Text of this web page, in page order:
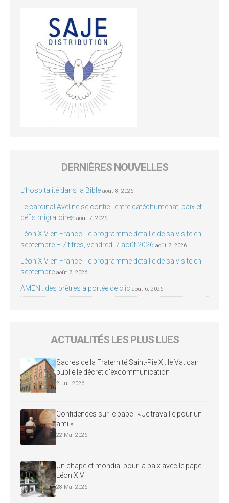
DERNIÈRES NOUVELLES
L’hospitalité dans la Bible août 8, 2026
Le cardinal Aveline se confie : entre catéchuménat, paix et
défis migratoires août 7, 2026
Léon XIV en France : le programme détaillé de sa visite en
septembre – 7 titres, vendredi 7 août 2026 août 7, 2026
Léon XIV en France : le programme détaillé de sa visite en
septembre août 7, 2026
AMEN : des prêtres à portée de clic août 6, 2026
ACTUALITÉS LES PLUS LUES
Sacres de la Fraternité Saint-Pie X : le Vatican
publie le décret d’excommunication
2 Juil 2026
Confidences sur le pape : « Je travaille pour un
ami »
22 Mai 2026
Un chapelet mondial pour la paix avec le pape
Léon XIV
28 Mai 2026